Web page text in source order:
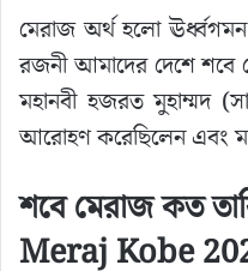
মেরাজ অর্থ হলো
রজনী আমাদের দেশে শবে
মহানবী হজরত মুহাম্মদ
আরোহণ করেছিলেন এবং
শবে মেরাজ কত
Meraj Kobe